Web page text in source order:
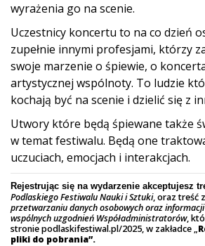
wyrażenia go na scenie.
Uczestnicy koncertu to na co dzień
zupełnie innymi profesjami, którzy
swoje marzenie o śpiewie, o
artystycznej wspólnoty. To ludzie
kochają być na scenie i dzielić się z
Utwory które będą śpiewane także
w temat festiwalu. Będą one
uczuciach, emocjach i interakcjach.
Rejestrując się na wydarzenie akceptujesz
Podlaskiego Festiwalu Nauki i Sztuki, oraz treść
przetwarzaniu danych osobowych oraz
wspólnych uzgodnień Współadministratorów,
stronie podlaskifestiwal.pl/2025, w zakładce „
pliki do pobrania”.